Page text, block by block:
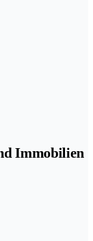
Immobilien